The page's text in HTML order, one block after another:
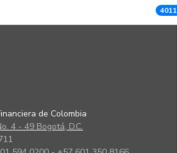
de Colombia
4 - 49 Bogotá, D.C.